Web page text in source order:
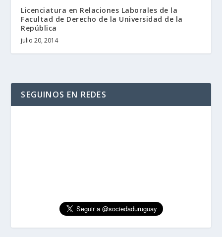
Licenciatura en Relaciones Laborales de la
Facultad de Derecho de la Universidad de la
República
julio 20, 2014
SEGUINOS EN REDES